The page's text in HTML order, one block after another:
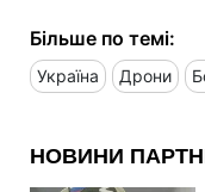
Більше по темі:
Україна Дрони